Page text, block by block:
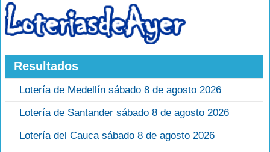
Resultados
Lotería de Medellín sábado 8 de agosto 2026
Lotería de Santander sábado 8 de agosto 2026
Lotería del Cauca sábado 8 de agosto 2026